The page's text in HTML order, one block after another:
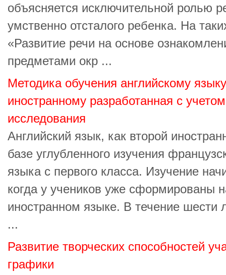
объясняется исключительной ролью
умственно отсталого ребенка. На
«Развитие речи на основе
предметами окр ...
Методика обучения английскому
иностранному разработанная с
исследования
Английский язык, как второй
базе углубленного изучения
языка с первого класса. Изучение
когда у учеников уже сформированы
иностранном языке. В течение шести
...
Развитие творческих способностей
графики